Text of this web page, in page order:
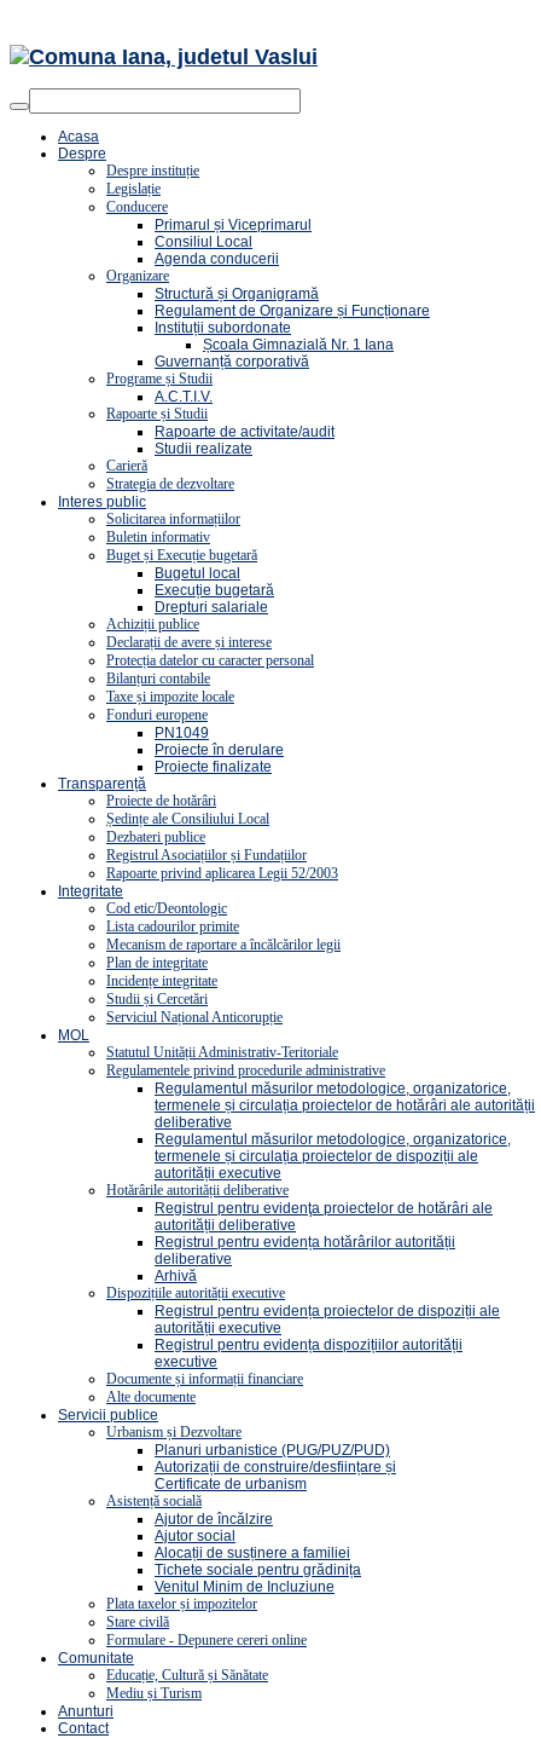
Acasa
Despre
Despre instituție
Legislație
Conducere
Primarul și Viceprimarul
Consiliul Local
Agenda conducerii
Organizare
Structură și Organigramă
Regulament de Organizare și Funcționare
Instituții subordonate
Școala Gimnazială Nr. 1 Iana
Guvernanță corporativă
Programe și Studii
A.C.T.I.V.
Rapoarte și Studii
Rapoarte de activitate/audit
Studii realizate
Carieră
Strategia de dezvoltare
Interes public
Solicitarea informațiilor
Buletin informativ
Buget și Execuție bugetară
Bugetul local
Execuție bugetară
Drepturi salariale
Achiziții publice
Declarații de avere și interese
Protecția datelor cu caracter personal
Bilanțuri contabile
Taxe și impozite locale
Fonduri europene
PN1049
Proiecte în derulare
Proiecte finalizate
Transparență
Proiecte de hotărâri
Ședințe ale Consiliului Local
Dezbateri publice
Registrul Asociațiilor și Fundațiilor
Rapoarte privind aplicarea Legii 52/2003
Integritate
Cod etic/Deontologic
Lista cadourilor primite
Mecanism de raportare a încălcărilor legii
Plan de integritate
Incidențe integritate
Studii și Cercetări
Serviciul Național Anticorupție
MOL
Statutul Unității Administrativ-Teritoriale
Regulamentele privind procedurile administrative
Regulamentul măsurilor metodologice, organizatorice,
termenele și circulația proiectelor de hotărâri ale autorității
deliberative
Regulamentul măsurilor metodologice, organizatorice,
termenele și circulația proiectelor de dispoziții ale
autorității executive
Hotărârile autorității deliberative
Registrul pentru evidenţa proiectelor de hotărâri ale
autorității deliberative
Registrul pentru evidența hotărârilor autorității
deliberative
Arhivă
Dispozițiile autorității executive
Registrul pentru evidența proiectelor de dispoziții ale
autorității executive
Registrul pentru evidența dispozițiilor autorității
executive
Documente și informații financiare
Alte documente
Servicii publice
Urbanism și Dezvoltare
Planuri urbanistice (PUG/PUZ/PUD)
Autorizații de construire/desființare și
Certificate de urbanism
Asistență socială
Ajutor de încălzire
Ajutor social
Alocații de susținere a familiei
Tichete sociale pentru grădinița
Venitul Minim de Incluziune
Plata taxelor și impozitelor
Stare civilă
Formulare - Depunere cereri online
Comunitate
Educație, Cultură și Sănătate
Mediu și Turism
Anunturi
Contact